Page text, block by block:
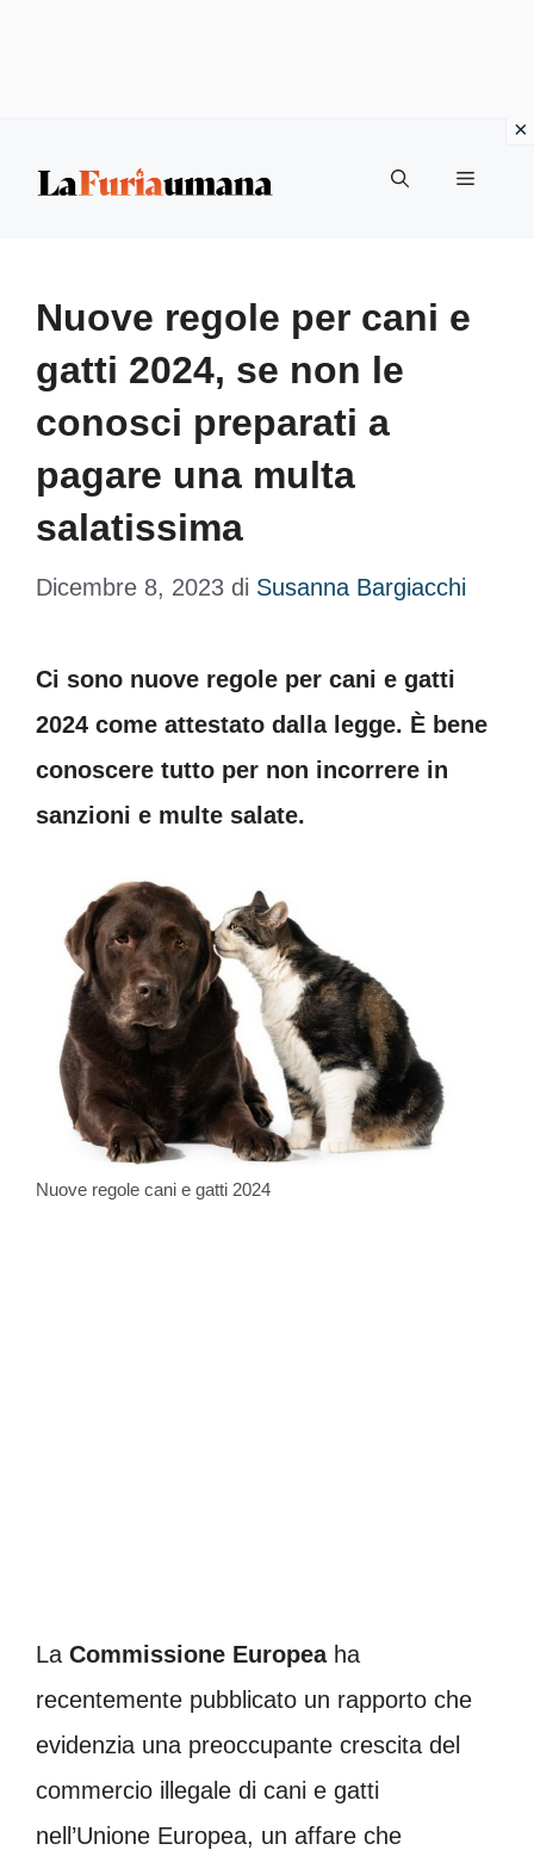
Menu
Nuove regole per cani e
gatti 2024, se non le
conosci preparati a
pagare una multa
salatissima
Dicembre 8, 2023 di Susanna Bargiacchi
Ci sono nuove regole per cani e gatti
2024 come attestato dalla legge. È bene
conoscere tutto per non incorrere in
sanzioni e multe salate.
Nuove regole cani e gatti 2024
La Commissione Europeaha
recentemente pubblicato un rapporto che
evidenzia una preoccupante crescita del
commercio illegale di cani e gatti
nell’Unione Europea, un affare che